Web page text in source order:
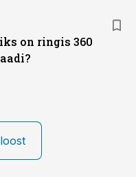
on ringis 360